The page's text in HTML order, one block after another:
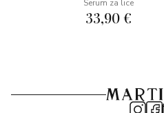
Serum za lice
33,90 €